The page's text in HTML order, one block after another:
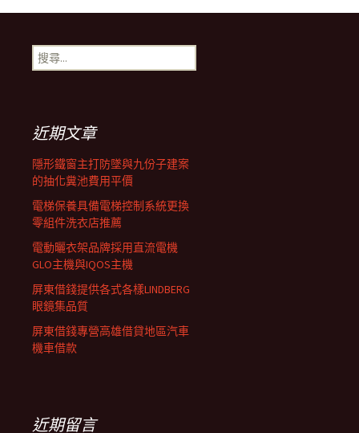
導
覽
列
搜
尋
近期文章
隱形鐵窗主打防墜與九份子建案
的抽化糞池費用平價
電梯保養具備電梯控制系統更換
零組件洗衣店推薦
電動曬衣架品牌採用直流電機
GLO主機與IQOS主機
屏東借錢提供各式各樣LINDBERG
眼鏡集品質
屏東借錢專營高雄借貸地區汽車
機車借款
近期留言